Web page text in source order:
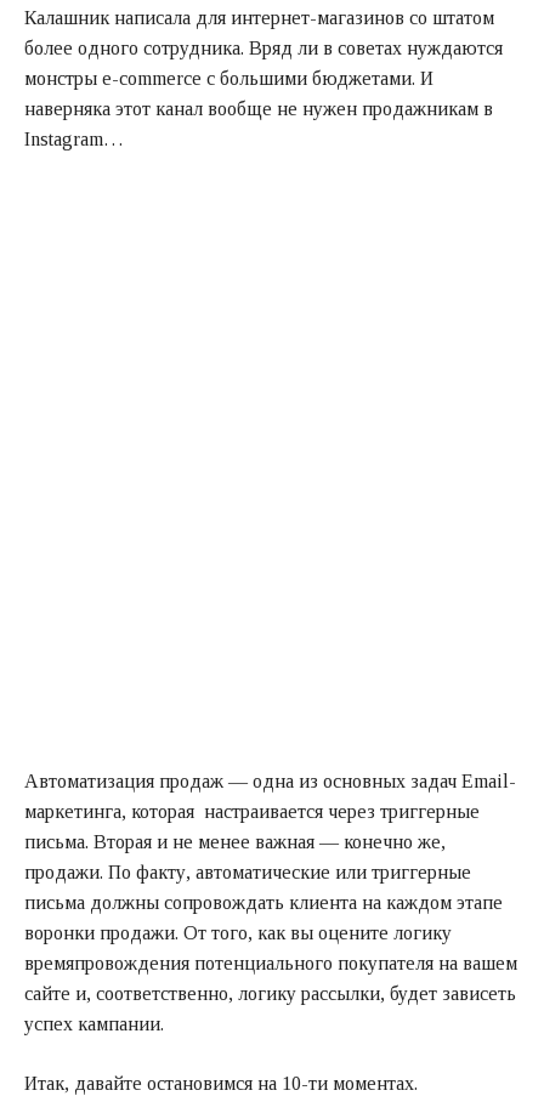
Калашник написала для интернет-магазинов со штатом
более одного сотрудника. Вряд ли в советах нуждаются
монстры e-commerce с большими бюджетами. И
наверняка этот канал вообще не нужен продажникам в
Instagram…
Автоматизация продаж — одна из основных задач Email-
маркетинга, которая настраивается через триггерные
письма. Вторая и не менее важная — конечно же,
продажи. По факту, автоматические или триггерные
письма должны сопровождать клиента на каждом этапе
воронки продажи. От того, как вы оцените логику
времяпровождения потенциального покупателя на вашем
сайте и, соответственно, логику рассылки, будет зависеть
успех кампании.
Итак, давайте остановимся на 10-ти моментах.